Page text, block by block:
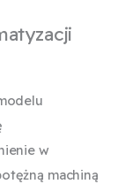
w
machiną